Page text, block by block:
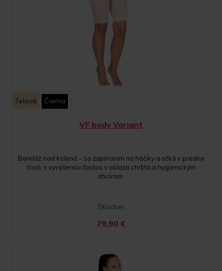
Telová Čierna
VF body Variant
Bandáž nad kolená – so zapínaním na háčiky a očká v predne
časti, s vyvýšenou časťou v oblasti chrbta a hygienickým
otvorom
Skladom
79,90 €